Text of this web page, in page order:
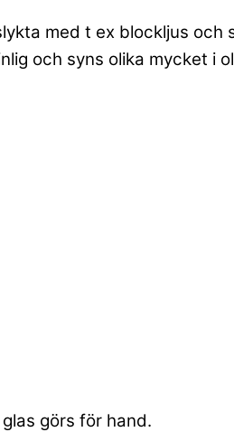
med t ex blockljus
och syns olika mycket i
görs för hand.